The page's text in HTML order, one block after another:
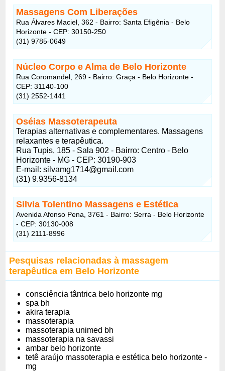
Massagens Com Liberações
Rua Álvares Maciel, 362 - Bairro: Santa Efigênia - Belo
Horizonte - CEP: 30150-250
(31) 9785-0649
Núcleo Corpo e Alma de Belo Horizonte
Rua Coromandel, 269 - Bairro: Graça - Belo Horizonte -
CEP: 31140-100
(31) 2552-1441
Oséias Massoterapeuta
Terapias alternativas e complementares. Massagens
relaxantes e terapêutica.
Rua Tupis, 185 - Sala 902 - Bairro: Centro - Belo
Horizonte - MG - CEP: 30190-903
E-mail:silvamg1714@gmail.com
(31) 9.9356-8134
Silvia Tolentino Massagens e Estética
Avenida Afonso Pena, 3761 - Bairro: Serra - Belo Horizonte
- CEP: 30130-008
(31) 2111-8996
Pesquisas relacionadas à massagem
terapêutica em Belo Horizonte
consciência tântrica belo horizonte mg
spa bh
akira terapia
massoterapia
massoterapia unimed bh
massoterapia na savassi
ambar belo horizonte
tetê araújo massoterapia e estética belo horizonte -
mg